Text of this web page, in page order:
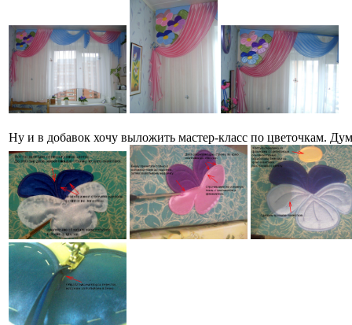
Ну и в добавок хочу выложить мастер-класс по цветочкам.